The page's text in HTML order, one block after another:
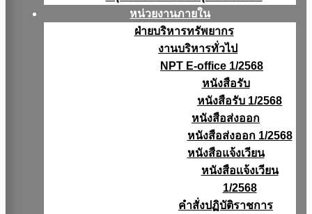
หน่วยงานภายใน
ฝ่ายบริหารทรัพยากร
งานบริหารทั่วไป
NPT E-office 1/2568
หนังสือรับ
หนังสือรับ 1/2568
หนังสือส่งออก
หนังสือส่งออก 1/2568
หนังสือแจ้งเวียน
หนังสือเเจ้งเวียน
1/2568
คำสั่งปฏิบัติราชการ